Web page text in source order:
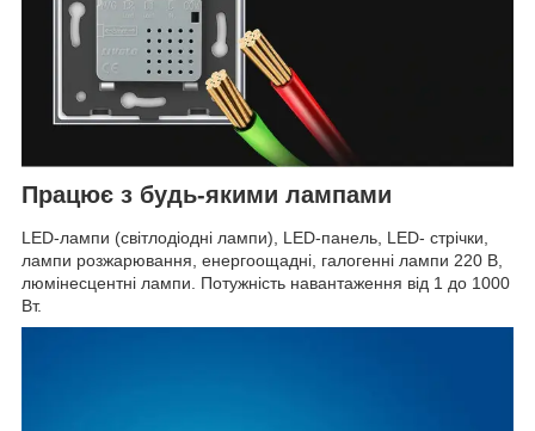
Працює з будь-якими лампами
LED-лампи (світлодіодні лампи), LED-панель, LED- стрічки,
лампи розжарювання, енергоощадні, галогенні лампи 220 В,
люмінесцентні лампи. Потужність навантаження від 1 до 1000
Вт.